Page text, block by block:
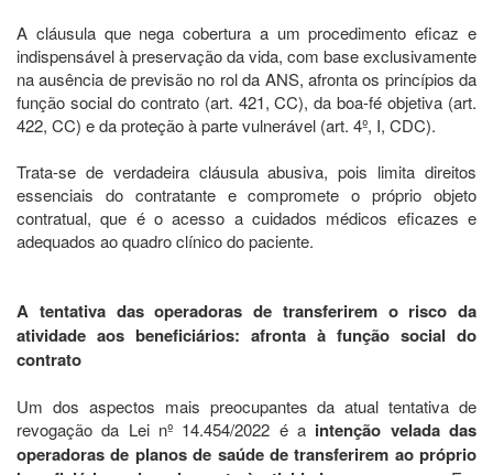
A cláusula que nega cobertura a um procedimento eficaz e
indispensável à preservação da vida, com base exclusivamente
na ausência de previsão no rol da ANS, afronta os princípios da
função social do contrato (art. 421, CC), da boa-fé objetiva (art.
422, CC) e da proteção à parte vulnerável (art. 4º, I, CDC).
Trata-se de verdadeira cláusula abusiva, pois limita direitos
essenciais do contratante e compromete o próprio objeto
contratual, que é o acesso a cuidados médicos eficazes e
adequados ao quadro clínico do paciente.
A tentativa das operadoras de transferirem o risco da
atividade aos beneficiários: afronta à função social do
contrato
Um dos aspectos mais preocupantes da atual tentativa de
revogação da Lei nº 14.454/2022 é a intenção velada das
operadoras de planos de saúde de transferirem ao próprio